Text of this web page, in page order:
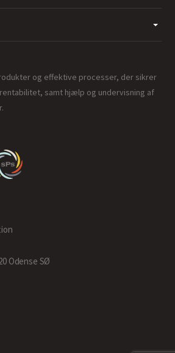
og effektive processer, der sikrer
samt hjælp og undervisning af
Odense SØ